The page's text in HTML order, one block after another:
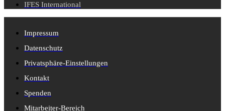
IFES International
Impressum
Datenschutz
Privatsphäre-Einstellungen
Kontakt
Spenden
Mitarbeiter-Bereich